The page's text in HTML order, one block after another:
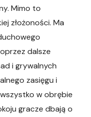
Mimo to
złożoności. Ma
dalsze
i grywalnych
zasięgu i
w obrębie
gracze dbają o